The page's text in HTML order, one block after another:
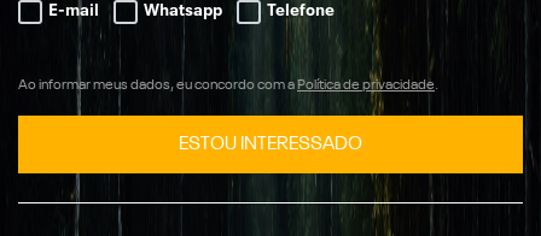
E-mail Whatsapp Telefone
Ao informar meus dados, eu concordo com a Política de privacidade.
ESTOU INTERESSADO